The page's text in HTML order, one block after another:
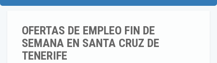
OFERTAS DE EMPLEO FIN DE
SEMANA EN SANTA CRUZ DE
TENERIFE